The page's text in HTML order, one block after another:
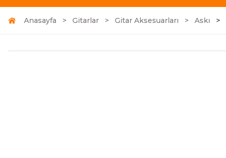
Anasayfa Gitarlar Gitar Aksesuarları Askı